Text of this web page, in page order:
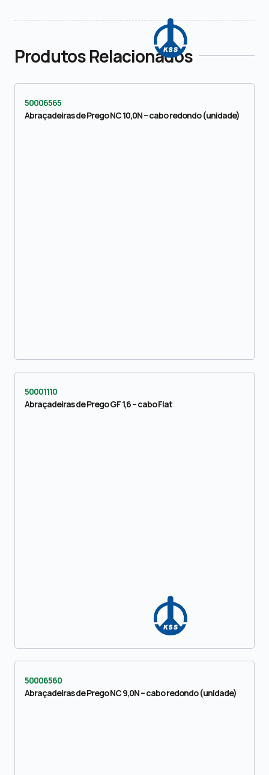
Produtos Relacionados
50006565
Abraçadeiras de Prego NC 10,0N – cabo redondo (unidade)
50001110
Abraçadeiras de Prego GF 1,6 – cabo Flat
50006560
Abraçadeiras de Prego NC 9,0N – cabo redondo (unidade)